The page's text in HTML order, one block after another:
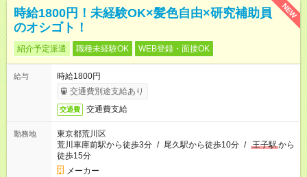
NEW
時給1800円！未経験OK×髪色自由×研究補助員
のオシゴト！
紹介予定派遣 職種未経験OK WEB登録・面接OK
給与
時給1800円
交通費別途支給あり
交通費 交通費支給
勤務地
東京都荒川区
荒川車庫前駅から徒歩3分 / 尾久駅から徒歩10分 / 王子駅から
徒歩15分
メーカー